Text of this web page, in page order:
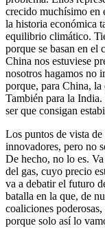
crecido muchísimo en
la historia económica
equilibrio climático.
porque se basan en el
China nos estuviese
nosotros hagamos no
porque, para China, la
También para la India.
ser que consigan
Los puntos de vista
innovadores, pero no
De hecho, no lo es.
del gas, cuyo precio
va a debatir el futuro
batalla en la que, de
coaliciones
porque solo así lo